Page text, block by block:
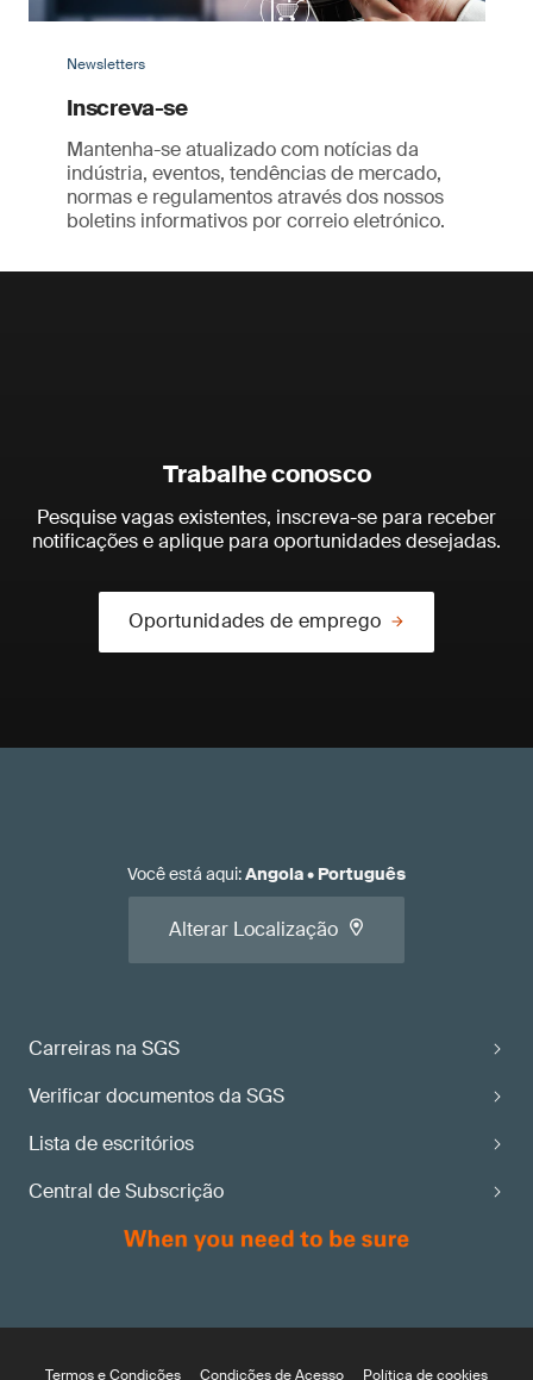
Newsletters
Inscreva-se
Mantenha-se atualizado com notícias da
indústria, eventos, tendências de mercado,
normas e regulamentos através dos nossos
boletins informativos por correio eletrónico.
Trabalhe conosco
Pesquise vagas existentes, inscreva-se para receber
notificações e aplique para oportunidades desejadas.
Oportunidades de emprego
Carreiras na SGS
Verificar documentos da SGS
Lista de escritórios
Central de Subscrição
Você está aqui:Angola• Português
Alterar Localização
Termos e Condições Condições de Acesso Política de cookies